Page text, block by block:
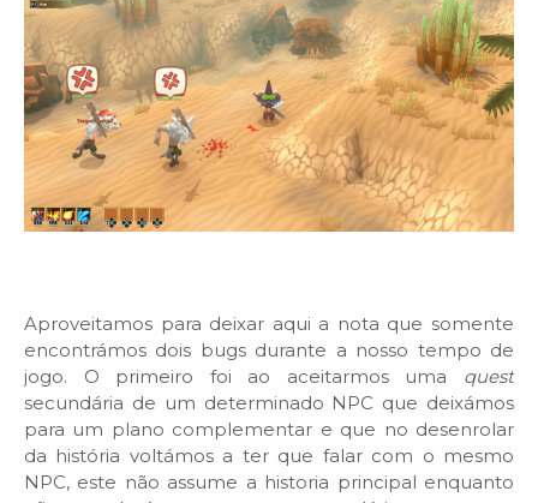
Aproveitamos para deixar aqui a nota que somente
encontrámos dois bugs durante a nosso tempo de
jogo. O primeiro foi ao aceitarmos uma quest
secundária de um determinado NPC que deixámos
para um plano complementar e que no desenrolar
da história voltámos a ter que falar com o mesmo
NPC, este não assume a historia principal enquanto